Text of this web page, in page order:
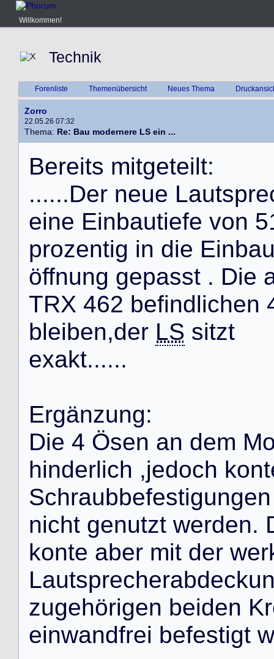
Willkommen!
Technik
Forenliste Themenübersicht Neues Thema
Zorro
22.05.26 07:32
Thema: Re: Bau modernere LS ein ...
Bereits mitgeteilt:
......Der neue Lautspre
eine Einbautiefe von 5
prozentig in die Einba
öffnung gepasst . Die
TRX 462 befindlichen
bleiben,der LS sitzt
exakt......
Ergänzung:
Die 4 Ösen an dem M
hinderlich ,jedoch kont
Schraubbefestigungen
nicht genutzt werden.
konte aber mit der wer
Lautsprecherabdecku
zugehörigen beiden Kr
einwandfrei befestigt w